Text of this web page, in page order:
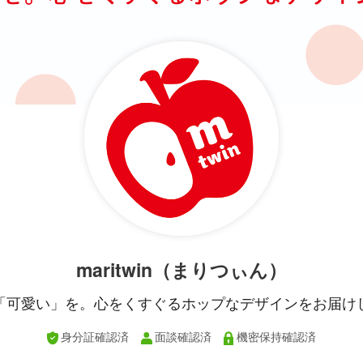
maritwin（まりつぃん）
可愛い」を。心をくすぐるホップなデザインをお届け
身分証確認済 面談確認済 機密保持確認済